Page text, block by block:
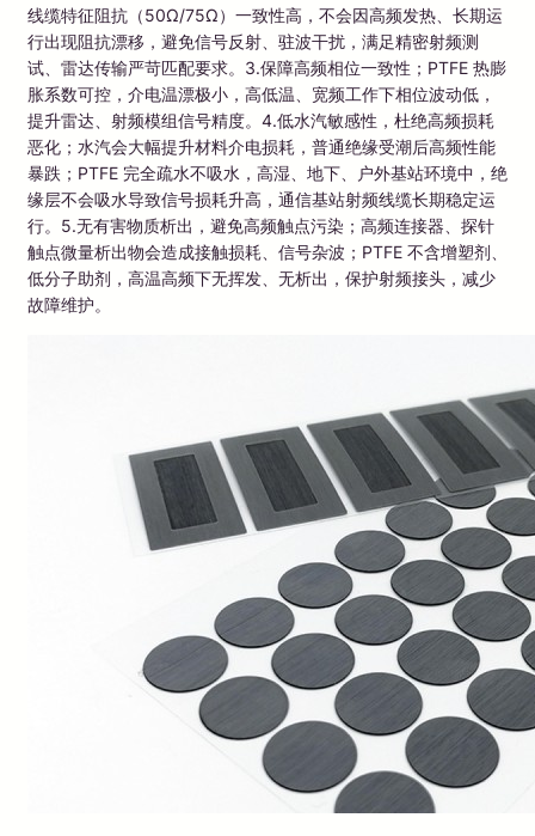
线缆特征阻抗（50Ω/75Ω）一致性高，不会因高频发热、长期运
行出现阻抗漂移，避免信号反射、驻波干扰，满足精密射频测
试、雷达传输严苛匹配要求。3.保障高频相位一致性；PTFE 热膨
胀系数可控，介电温漂极小，高低温、宽频工作下相位波动低，
提升雷达、射频模组信号精度。4.低水汽敏感性，杜绝高频损耗
恶化；水汽会大幅提升材料介电损耗，普通绝缘受潮后高频性能
暴跌；PTFE 完全疏水不吸水，高湿、地下、户外基站环境中，绝
缘层不会吸水导致信号损耗升高，通信基站射频线缆长期稳定运
行。5.无有害物质析出，避免高频触点污染；高频连接器、探针
触点微量析出物会造成接触损耗、信号杂波；PTFE 不含增塑剂、
低分子助剂，高温高频下无挥发、无析出，保护射频接头，减少
故障维护。